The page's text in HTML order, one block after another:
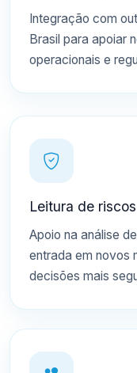
Integração com
Brasil para apoiar
operacionais e
Leitura de
Apoio na análise
entrada em novos
decisões mais